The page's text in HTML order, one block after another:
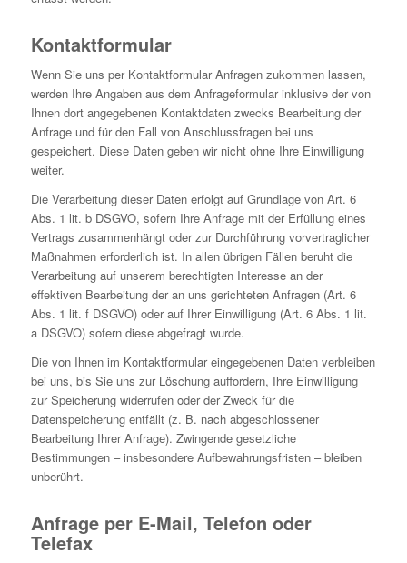
Kontaktformular
Wenn Sie uns per Kontaktformular Anfragen zukommen lassen,
werden Ihre Angaben aus dem Anfrageformular inklusive der von
Ihnen dort angegebenen Kontaktdaten zwecks Bearbeitung der
Anfrage und für den Fall von Anschlussfragen bei uns
gespeichert. Diese Daten geben wir nicht ohne Ihre Einwilligung
weiter.
Die Verarbeitung dieser Daten erfolgt auf Grundlage von Art. 6
Abs. 1 lit. b DSGVO, sofern Ihre Anfrage mit der Erfüllung eines
Vertrags zusammenhängt oder zur Durchführung vorvertraglicher
Maßnahmen erforderlich ist. In allen übrigen Fällen beruht die
Verarbeitung auf unserem berechtigten Interesse an der
effektiven Bearbeitung der an uns gerichteten Anfragen (Art. 6
Abs. 1 lit. f DSGVO) oder auf Ihrer Einwilligung (Art. 6 Abs. 1 lit.
a DSGVO) sofern diese abgefragt wurde.
Die von Ihnen im Kontaktformular eingegebenen Daten verbleiben
bei uns, bis Sie uns zur Löschung auffordern, Ihre Einwilligung
zur Speicherung widerrufen oder der Zweck für die
Datenspeicherung entfällt (z. B. nach abgeschlossener
Bearbeitung Ihrer Anfrage). Zwingende gesetzliche
Bestimmungen – insbesondere Aufbewahrungsfristen – bleiben
unberührt.
Anfrage per E-Mail, Telefon oder
Telefax